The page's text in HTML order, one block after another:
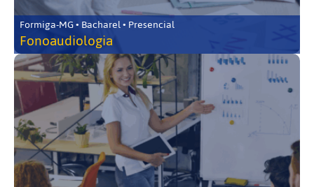
Formiga-MG • Bacharel • Presencial
Fonoaudiologia